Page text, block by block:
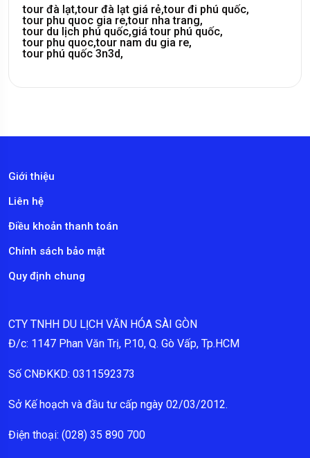
tour đà lạt,tour đà lạt giá rẻ,tour đi phú quốc,
tour phu quoc gia re,tour nha trang,
tour du lịch phú quốc,giá tour phú quốc,
tour phu quoc,tour nam du gia re,
tour phú quốc 3n3d,
Giới thiệu
Liên hệ
Điều khoản thanh toán
Chính sách bảo mật
Quy định chung
CTY TNHH DU LỊCH VĂN HÓA SÀI GÒN
Đ/c: 1147 Phan Văn Trị, P.10, Q. Gò Vấp, Tp.HCM
Số CNĐKKD: 0311592373
Sở Kế hoạch và đầu tư cấp ngày 02/03/2012.
Điện thoại: (028) 35 890 700